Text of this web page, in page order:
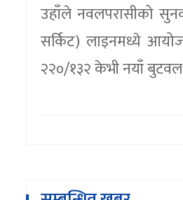
उहाँले नवलपरासीको
सर्किट) लाइनमध्ये
२२०/१३२ केभी नयाँ